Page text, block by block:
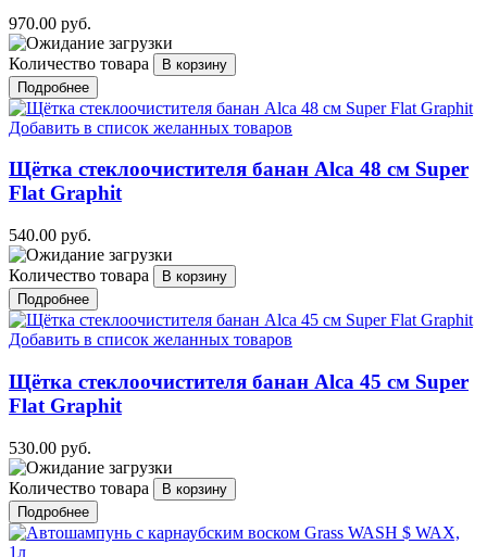
970.00 руб.
Количество товара
Подробнее
Добавить в список желанных товаров
Щётка стеклоочистителя банан Alca 48 см Super
Flat Graphit
540.00 руб.
Количество товара
Подробнее
Добавить в список желанных товаров
Щётка стеклоочистителя банан Alca 45 см Super
Flat Graphit
530.00 руб.
Количество товара
Подробнее